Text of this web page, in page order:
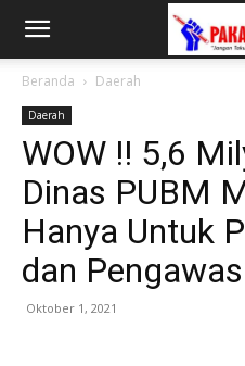
Beranda Daerah
Daerah
WOW !! 5,6
Dinas PUBM
Hanya Untuk
dan
Oktober 1, 2021